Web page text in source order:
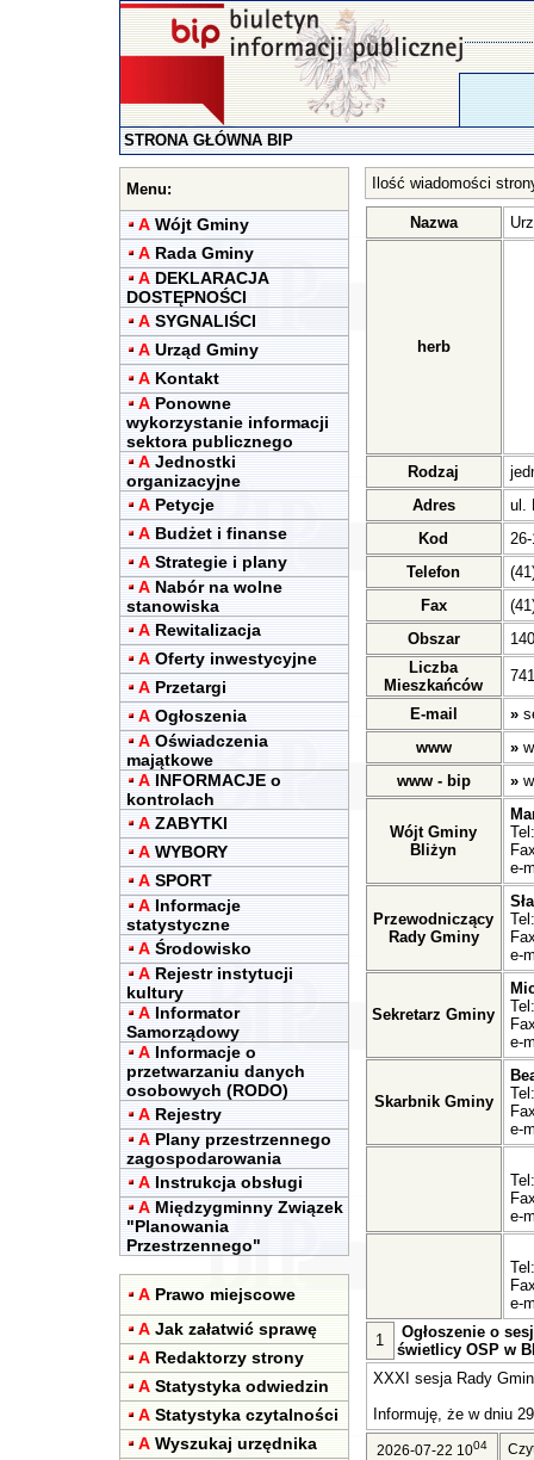
STRONA GŁÓWNA BIP
Menu:
A Wójt Gminy
A Rada Gminy
A DEKLARACJA
DOSTĘPNOŚCI
A SYGNALIŚCI
A Urząd Gminy
A Kontakt
A Ponowne
wykorzystanie informacji
sektora publicznego
A Jednostki
organizacyjne
A Petycje
A Budżet i finanse
A Strategie i plany
A Nabór na wolne
stanowiska
A Rewitalizacja
A Oferty inwestycyjne
A Przetargi
A Ogłoszenia
A Oświadczenia
majątkowe
A INFORMACJE o
kontrolach
A ZABYTKI
A WYBORY
A SPORT
A Informacje
statystyczne
A Środowisko
A Rejestr instytucji
kultury
A Informator
Samorządowy
A Informacje o
przetwarzaniu danych
osobowych (RODO)
A Rejestry
A Plany przestrzennego
zagospodarowania
A Instrukcja obsługi
A Międzygminny Związek
"Planowania
Przestrzennego"
A Prawo miejscowe
A Jak załatwić sprawę
A Redaktorzy strony
A Statystyka odwiedzin
A Statystyka czytalności
A Wyszukaj urzędnika
Ilość wiadomości
Nazwa
herb
Rodzaj
Adres
ul.
Kod
Telefon
Fax
Obszar
Liczba
Mieszkańców
E-mail »
www
»
www - bip
»
Wójt Gminy
Bliżyn
e-
Przewodniczący
Rady Gminy
e-
Sekretarz Gminy
e-
Skarbnik Gminy
e-
Tel:
e-
Tel:
e-
1
Ogłoszenie o
świetlicy OSP w
XXXI sesja Rady
Informuję, że w dniu
2026-07-22 1004